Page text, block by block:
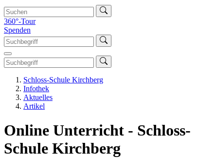
360°-Tour
Spenden
Schloss-Schule Kirchberg
Infothek
Aktuelles
Artikel
Online Unterricht - Schloss-
Schule Kirchberg